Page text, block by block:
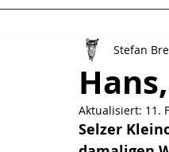
Stefan
Aktualisiert: 11.
Selzer